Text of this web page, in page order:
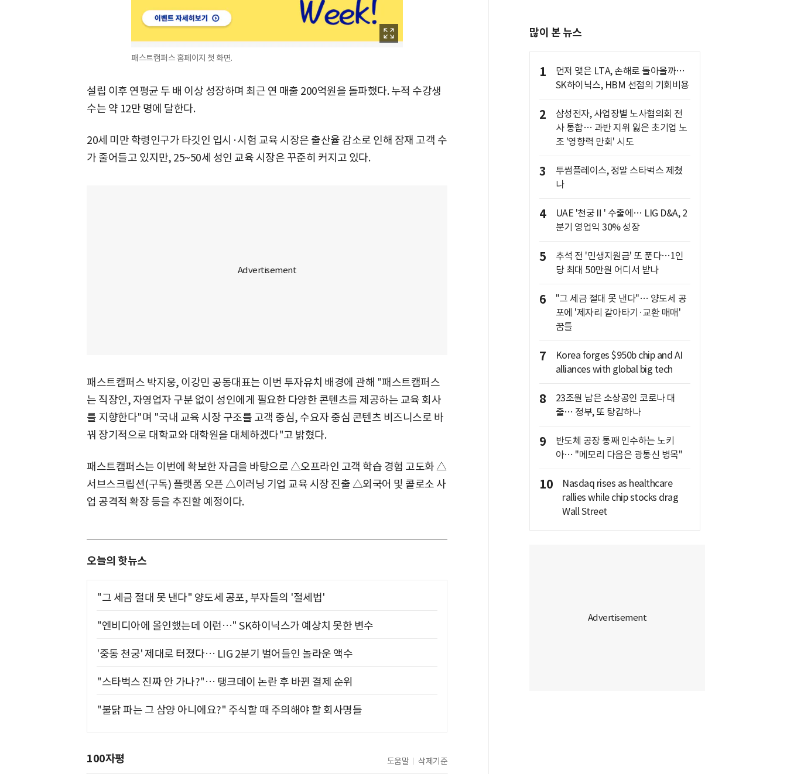
패스트캠퍼스 홈페이지 첫 화면.
설립 이후 연평균 두 배 이상 성장하며 최근 연 매출 200억원을 돌파했다. 누적 수강생
수는 약 12만 명에 달한다.
20세 미만 학령인구가 타깃인 입시·시험 교육 시장은 출산율 감소로 인해 잠재 고객 수
가 줄어들고 있지만, 25~50세 성인 교육 시장은 꾸준히 커지고 있다.
패스트캠퍼스 박지웅, 이강민 공동대표는 이번 투자유치 배경에 관해 "패스트캠퍼스
는 직장인, 자영업자 구분 없이 성인에게 필요한 다양한 콘텐츠를 제공하는 교육 회사
를 지향한다"며 "국내 교육 시장 구조를 고객 중심, 수요자 중심 콘텐츠 비즈니스로 바
꿔 장기적으로 대학교와 대학원을 대체하겠다"고 밝혔다.
패스트캠퍼스는 이번에 확보한 자금을 바탕으로 △오프라인 고객 학습 경험 고도화 △
서브스크립션(구독) 플랫폼 오픈 △이러닝 기업 교육 시장 진출 △외국어 및 콜로소 사
업 공격적 확장 등을 추진할 예정이다.
오늘의 핫뉴스
"그 세금 절대 못 낸다" 양도세 공포, 부자들의 '절세법'
"엔비디아에 올인했는데 이런…" SK하이닉스가 예상치 못한 변수
'중동 천궁' 제대로 터졌다… LIG 2분기 벌어들인 놀라운 액수
"스타벅스 진짜 안 가나?"… 탱크데이 논란 후 바뀐 결제 순위
"불닭 파는 그 삼양 아니에요?" 주식할 때 주의해야 할 회사명들
100자평 도움말 삭제기준
많이 본 뉴스
1
먼저 맺은 LTA, 손해로 돌아올까…
SK하이닉스, HBM 선점의 기회비용
2
삼성전자, 사업장별 노사협의회 전
사 통합… 과반 지위 잃은 초기업 노
조 '영향력 만회' 시도
3
투썸플레이스, 정말 스타벅스 제쳤
나
4
UAE '천궁Ⅱ' 수출에… LIG D&A, 2
분기 영업익 30% 성장
5
추석 전 '민생지원금' 또 푼다…1인
당 최대 50만원 어디서 받나
6
"그 세금 절대 못 낸다"… 양도세 공
포에 '제자리 갈아타기·교환 매매'
꿈틀
7
Korea forges $950b chip and AI
alliances with global big tech
8
23조원 남은 소상공인 코로나 대
출… 정부, 또 탕감하나
9
반도체 공장 통째 인수하는 노키
아… "메모리 다음은 광통신 병목"
10
Nasdaq rises as healthcare
rallies while chip stocks drag
Wall Street